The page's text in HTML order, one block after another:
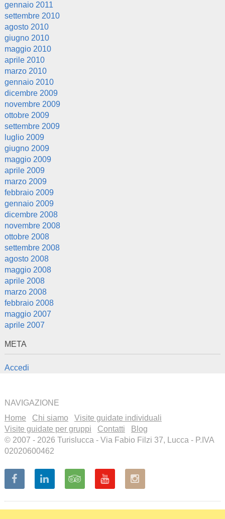
gennaio 2011
settembre 2010
agosto 2010
giugno 2010
maggio 2010
aprile 2010
marzo 2010
gennaio 2010
dicembre 2009
novembre 2009
ottobre 2009
settembre 2009
luglio 2009
giugno 2009
maggio 2009
aprile 2009
marzo 2009
febbraio 2009
gennaio 2009
dicembre 2008
novembre 2008
ottobre 2008
settembre 2008
agosto 2008
maggio 2008
aprile 2008
marzo 2008
febbraio 2008
maggio 2007
aprile 2007
META
Accedi
NAVIGAZIONE
Home
Chi siamo
Visite guidate individuali
Visite guidate per gruppi
Contatti
Blog
© 2007 - 2026 Turislucca - Via Fabio Filzi 37, Lucca - P.IVA
02020600462